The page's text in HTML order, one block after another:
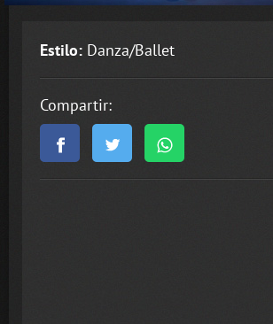
Estilo: Danza/Ballet
Compartir: